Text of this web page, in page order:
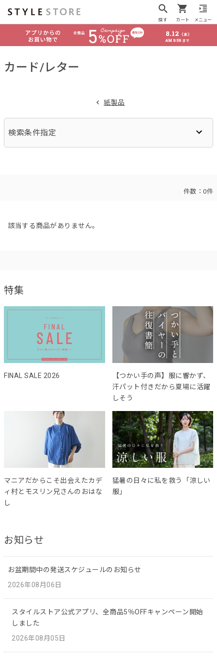
探す カート メニュー
カード/レター
紙製品
検索条件指定
件数： 0件
該当する商品がありません。
特集
FINAL SALE 2026
【つかい手の声】服に響かず、
汗パット付きだから夏場に活躍
しそう
マニアだからこそ出会えたカデ
ィ村とモスリン兄さんのおはな
し
猛暑の日々に私を救う「涼しい
服」
お知らせ
お盆期間中の発送スケジュールのお知らせ
2026年08月06日
スタイルストア公式アプリ、全商品5％OFFキャンペーン開始
しました
2026年08月05日